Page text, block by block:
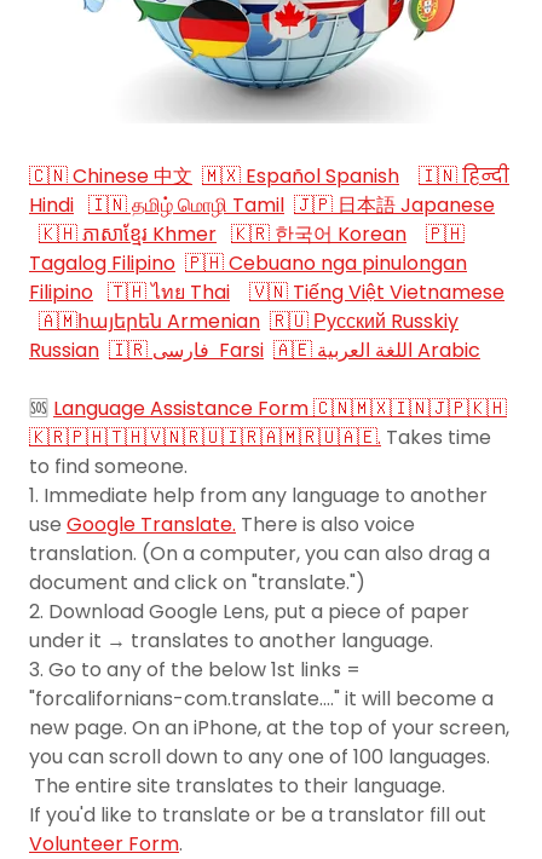
🇨🇳 Chinese 中文 🇲🇽 Español Spanish
🇮🇳 हिन्दी
Hindi 🇮🇳 தமிழ் மொழி Tamil 🇯🇵 日本語 Japanese
🇰🇭 ភាសាខ្មែរ Khmer 🇰🇷 한국어 Korean
🇵🇭
Tagalog Filipino 🇵🇭 Cebuano nga pinulongan
Filipino 🇹🇭 ไทย Thai
🇻🇳 Tiếng Việt Vietnamese
🇦🇲հայերեն Armenian 🇷🇺 Русский Russkiy
Russian
🇮🇷 فارسی Farsi 🇦🇪 اللغة العربية Arabic
🆘 Language Assistance Form 🇨🇳🇲🇽🇮🇳🇯🇵🇰🇭
🇰🇷🇵🇭🇹🇭🇻🇳🇷🇺🇮🇷🇦🇲🇷🇺🇦🇪. Takes time
to find someone.
1. Immediate help from any language to another
use Google Translate. There is also voice
translation. (On a computer, you can also drag a
document and click on "translate.")
2. Download Google Lens, put a piece of paper
under it → translates to another language.
3. Go to any of the below 1st links =
"forcalifornians-com.translate...." it will become a
new page. On an iPhone, at the top of your screen,
you can scroll down to any one of 100 languages.
The entire site translates to their language.
If you'd like to translate or be a translator fill out
Volunteer Form.